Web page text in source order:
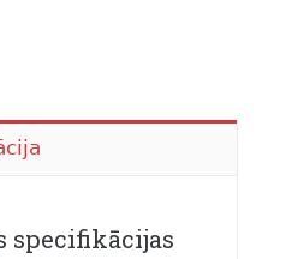
specifikācijas